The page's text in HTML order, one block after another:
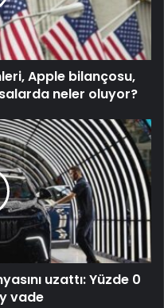
Apple bilançosu,
neler oluyor?
uzattı: Yüzde 0
vade